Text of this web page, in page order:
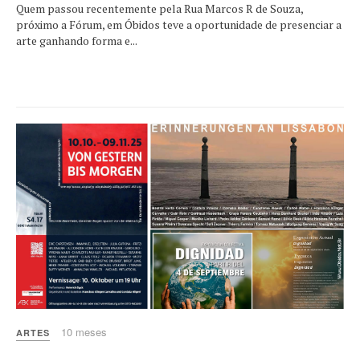
Quem passou recentemente pela Rua Marcos R de Souza,
próximo a Fórum, em Óbidos teve a oportunidade de presenciar a
arte ganhando forma e...
ARTES 10 meses